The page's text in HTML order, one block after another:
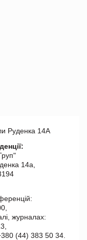
Руденка 14А
14а,
журналах:
(44) 383 50 34.